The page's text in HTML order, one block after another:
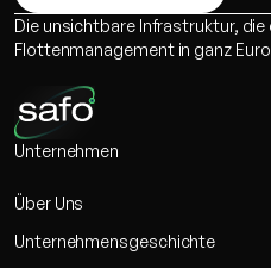
Die unsichtbare Infrastruktur,
Flottenmanagement in ganz
Unternehmen
Über Uns
Unternehmensgeschichte